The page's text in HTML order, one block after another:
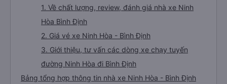
1. Về chất lượng, review, đánh giá nhà xe Ninh
Hòa Bình Định
2. Giá vé xe Ninh Hòa - Bình Định
3. Giới thiệu, tư vấn các dòng xe chạy tuyến
đường Ninh Hòa đi Bình Định
Bảng tổng hợp thông tin nhà xe Ninh Hòa - Bình Định